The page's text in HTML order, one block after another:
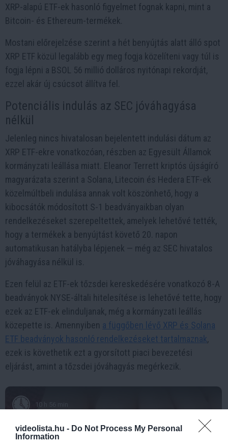
videolista.hu - Do Not Process My Personal
Information
XRP-alapú ETF-ek hasonló figyelmet fognak kapni, mint a
Bitcoin- és Ethereum-termékek.
Mostani előrejelzése szerint a hét benyújtás alatt álló spot
XRP ETF közül legalább egy meg fogja közelíteni vagy túl is
fogja lépni a BSOL 56 millió dolláros nyitónapi rekordját,
ezzel akár új csúcsot állítva fel.
Potenciális indulás az SEC jóváhagyása
nélkül
Jelenleg nincs hivatalosan bejelentett indulási dátum az
XRP ETF-ekre vonatkozóan, részben az Egyesült Államok
kormányzati leállása miatt. Eleanor Terrett kriptós újságíró
magyarázata szerint a Solana, Litecoin és Hedera ETF-ek
közelmúltbeli indulása annak volt köszönhető, hogy a
kibocsátók módosított S-1 beadványaikban olyan
rendelkezéseket szerepeltettek, amelyek lehetővé tették,
hogy a termékek a benyújtást követő 20. napon
automatikusan hatályba lépjenek — még az SEC hivatalos
jóváhagyása nélkül is.
Ezen felül az ETF-ek tőzsdei kereskedésére vonatkozó 8-A
beadványok NYSE-általi hitelesítése is lehetővé tette, hogy
ezek az ETF-ek elinduljanak, még a kormányzati leállás
közepette is. Amennyiben a függőben lévő XRP és Solana
ETF beadványok hasonló rendelkezéseket tartalmaznak,
ezek is követhetik ezt a gyorsított piaci bevezetési
eljárást, amint a tőzsdei jóváhagyás megérkezik.
10 h 56 min